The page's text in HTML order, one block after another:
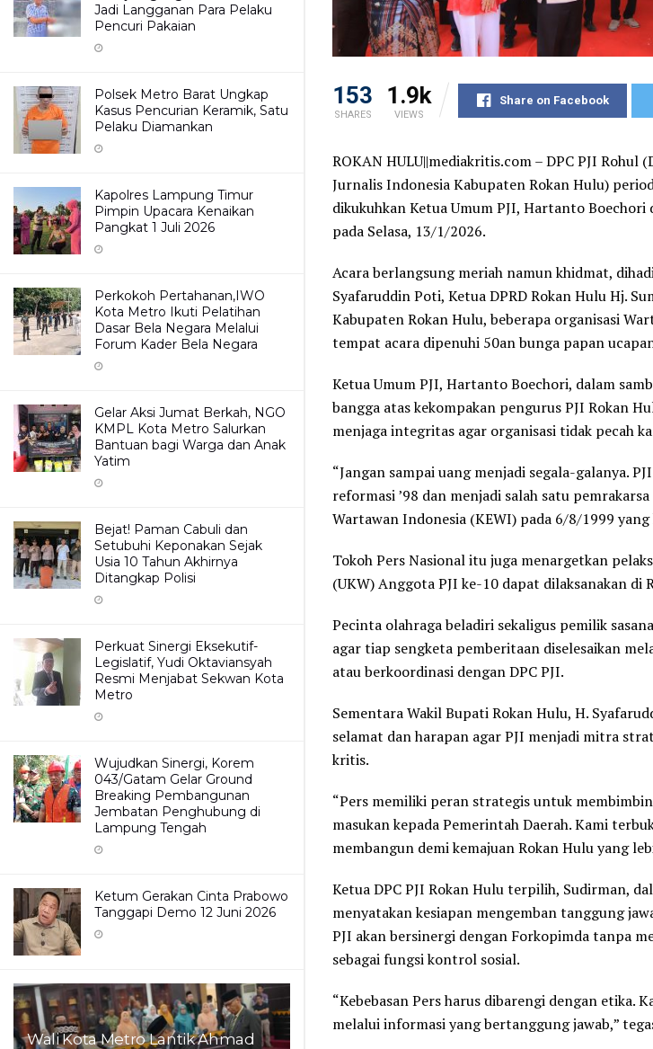
Jadi Langganan Para Pelaku
Pencuri Pakaian
Polsek Metro Barat Ungkap
Kasus Pencurian Keramik, Satu
Pelaku Diamankan
Kapolres Lampung Timur
Pimpin Upacara Kenaikan
Pangkat 1 Juli 2026
Perkokoh Pertahanan,IWO
Kota Metro Ikuti Pelatihan
Dasar Bela Negara Melalui
Forum Kader Bela Negara
Gelar Aksi Jumat Berkah, NGO
KMPL Kota Metro Salurkan
Bantuan bagi Warga dan Anak
Yatim
Bejat! Paman Cabuli dan
Setubuhi Keponakan Sejak
Usia 10 Tahun Akhirnya
Ditangkap Polisi
Perkuat Sinergi Eksekutif-
Legislatif, Yudi Oktaviansyah
Resmi Menjabat Sekwan Kota
Metro
Wujudkan Sinergi, Korem
043/Gatam Gelar Ground
Breaking Pembangunan
Jembatan Penghubung di
Lampung Tengah
Ketum Gerakan Cinta Prabowo
Tanggapi Demo 12 Juni 2026
Wali Kota Metro Lantik Ahmad
153
SHARES
1.9k
VIEWS
Share on Facebook
ROKAN HULU||mediakritis.com – DPC PJI Rohul
Jurnalis Indonesia Kabupaten Rokan Hulu)
dikukuhkan Ketua Umum PJI, Hartanto Boechori
pada Selasa, 13/1/2026.
Acara berlangsung meriah namun khidmat,
Syafaruddin Poti, Ketua DPRD Rokan Hulu Hj.
Kabupaten Rokan Hulu, beberapa organisasi
tempat acara dipenuhi 50an bunga papan
Ketua Umum PJI, Hartanto Boechori, dalam
bangga atas kekompakan pengurus PJI Rokan
menjaga integritas agar organisasi tidak pecah
“Jangan sampai uang menjadi segala-galanya.
reformasi ’98 dan menjadi salah satu
Wartawan Indonesia (KEWI) pada 6/8/1999
Tokoh Pers Nasional itu juga menargetkan
(UKW) Anggota PJI ke-10 dapat dilaksanakan di
Pecinta olahraga beladiri sekaligus pemilik
agar tiap sengketa pemberitaan diselesaikan
atau berkoordinasi dengan DPC PJI.
Sementara Wakil Bupati Rokan Hulu, H.
selamat dan harapan agar PJI menjadi mitra
kritis.
“Pers memiliki peran strategis untuk
masukan kepada Pemerintah Daerah. Kami
membangun demi kemajuan Rokan Hulu yang
Ketua DPC PJI Rokan Hulu terpilih, Sudirman,
menyatakan kesiapan mengemban tanggung
PJI akan bersinergi dengan Forkopimda tanpa
sebagai fungsi kontrol sosial.
“Kebebasan Pers harus dibarengi dengan etika.
melalui informasi yang bertanggung jawab,”